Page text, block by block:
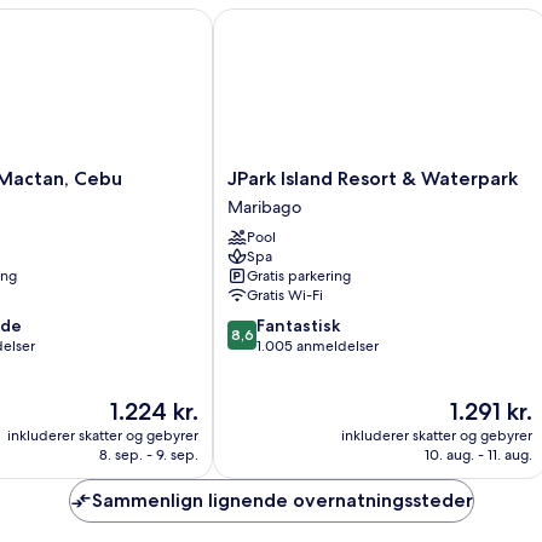
Cebu
Prisen
er
1.224 kr.
1.224 kr.
inkluderer skatter og gebyrer
8. sep. - 9. sep.
JPark
Island
Resort
&
Waterpark
Maribago
JPark Island Resort & Waterpark
Maribago
Pool
Spa
Gratis parkering
Gratis Wi-Fi
8.6
ud
8,6 Fantastisk
1.005 anmeldelser
Prisen
er
1.291 kr.
1.291 kr.
inkluderer skatter og gebyrer
10. aug. - 11. aug.
JPark Island Resort & Waterpark
Sammenlign lignende overnatningssteder